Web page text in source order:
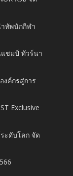
ำทัพนักกีฬา
แชมป์ ทัวร์นา
งค์กรสู่การ
Exclusive
ะดับโลก จัด